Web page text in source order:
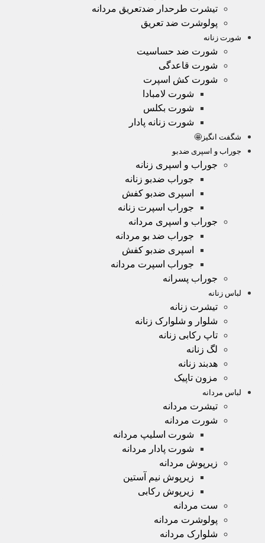
تیشرت طرحدار ضدتعریق مردانه
پولوشرت ضد تعریق
شورت زنانه
شورت ضد حساسیت
شورت قاعدگی
شورت کش اسپرت
شورت لامبادا
شورت بکلس
شورت زنانه پادار
شگفت انگیز🤩
جوراب و اسپری ضدبو
جوراب و اسپری زنانه
جوراب ضدبو زنانه
اسپری ضدبو کفش
جوراب اسپرت زنانه
جوراب و اسپری مردانه
جوراب ضد بو مردانه
اسپری ضدبو کفش
جوراب اسپرت مردانه
جوراب پسرانه
لباس زنانه
تیشرت زنانه
شلوار و شلوارک زنانه
تاپ رکابی زنانه
لگ زنانه
هدبند زنانه
مزون تاپیک
لباس مردانه
تیشرت مردانه
شورت مردانه
شورت اسلیپ مردانه
شورت پادار مردانه
زیرپوش مردانه
زیرپوش نیم آستین
زیرپوش رکابی
ست مردانه
پولوشرت مردانه
شلوارک مردانه